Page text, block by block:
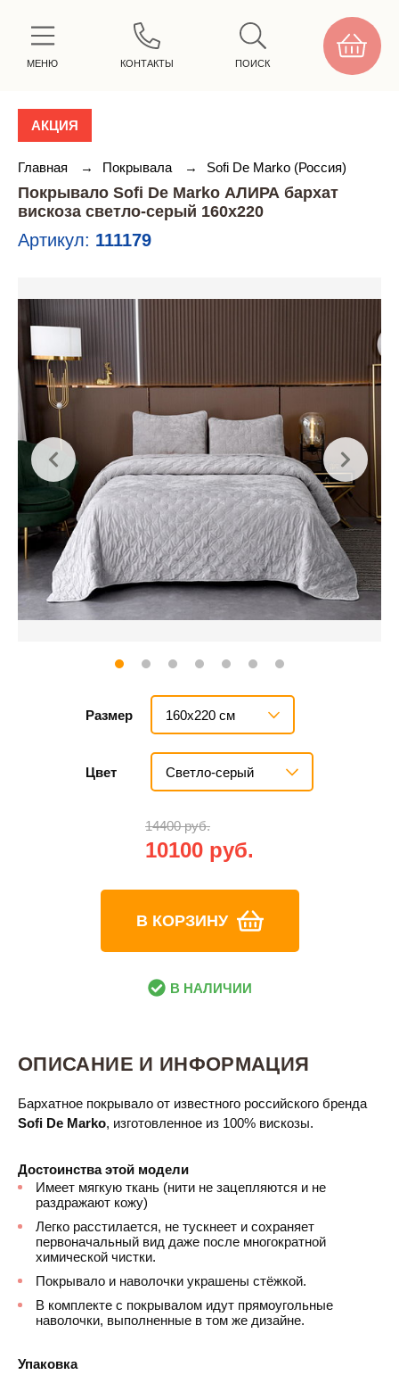
МЕНЮ КОНТАКТЫ ПОИСК
АКЦИЯ
Главная → Покрывала → Sofi De Marko (Россия)
Покрывало Sofi De Marko АЛИРА бархат
вискоза светло-серый 160х220
Артикул: 111179
Размер 160х220 см
Цвет Светло-серый
14400 руб.
10100 руб.
В КОРЗИНУ
В НАЛИЧИИ
ОПИСАНИЕ И ИНФОРМАЦИЯ
Бархатное покрывало от известного российского бренда
Sofi De Marko, изготовленное из 100% вискозы.
Достоинства этой модели
Имеет мягкую ткань (нити не зацепляются и не
раздражают кожу)
Легко расстилается, не тускнеет и сохраняет
первоначальный вид даже после многократной
химической чистки.
Покрывало и наволочки украшены стёжкой.
В комплекте с покрывалом идут прямоугольные
наволочки, выполненные в том же дизайне.
Упаковка